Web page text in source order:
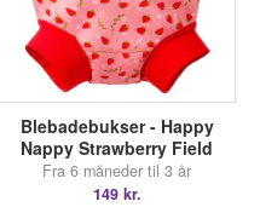
Blebadebukser - Happy
Nappy Strawberry Field
Fra 6 måneder til 3 år
149 kr.